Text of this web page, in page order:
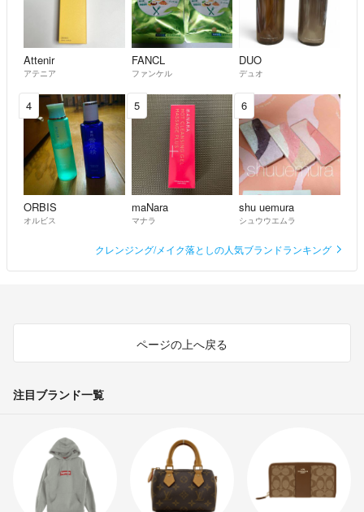
Attenir
アテニア
FANCL
ファンケル
DUO
デュオ
4
ORBIS
オルビス
5
maNara
マナラ
6
shu uemura
シュウウエムラ
クレンジング/メイク落としの人気ブランドランキング
ページの上へ戻る
注目ブランド一覧